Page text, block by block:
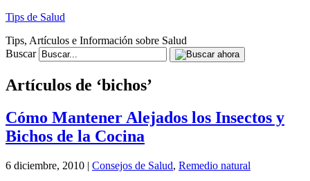
Tips de Salud
Tips, Artículos e Información sobre Salud
Buscar
Artículos de ‘bichos’
Cómo Mantener Alejados los Insectos y
Bichos de la Cocina
6 diciembre, 2010 | Consejos de Salud, Remedio natural